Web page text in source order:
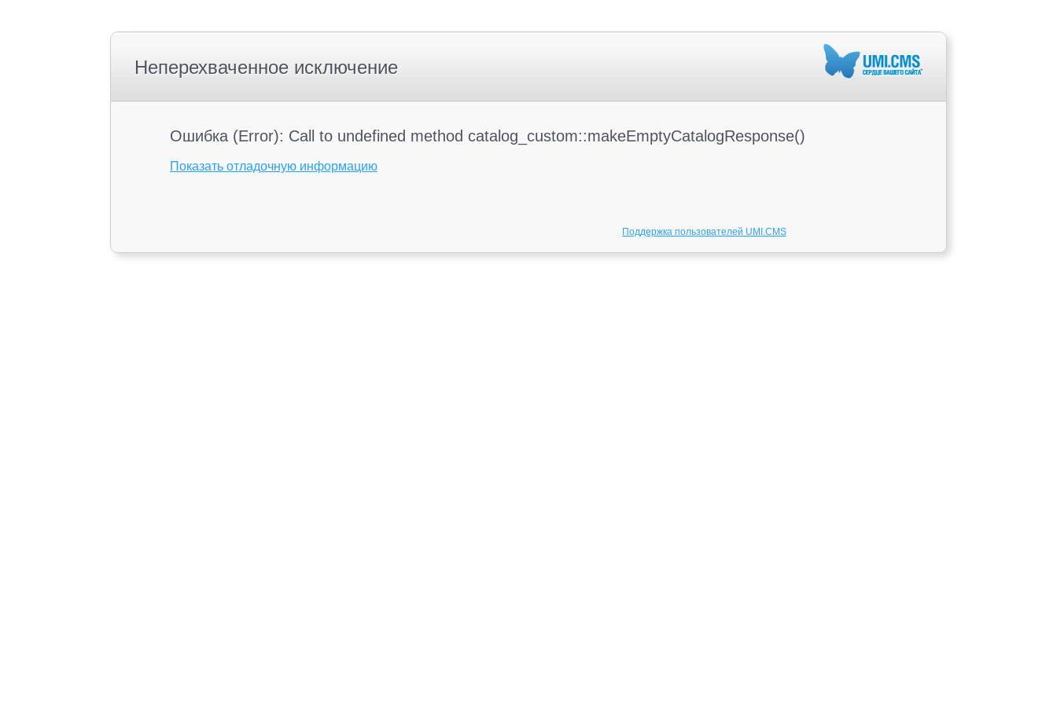
Неперехваченное исключение
Ошибка (Error): Call to undefined method catalog_custom::makeEmptyCatalogResponse()
Показать отладочную информацию
Поддержка пользователей UMI.CMS